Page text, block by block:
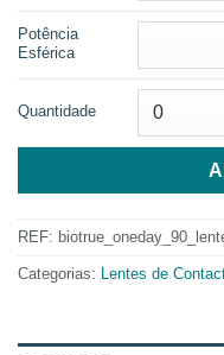
Potência
Esférica
Quantidade
REF:
Categorias: Lentes de